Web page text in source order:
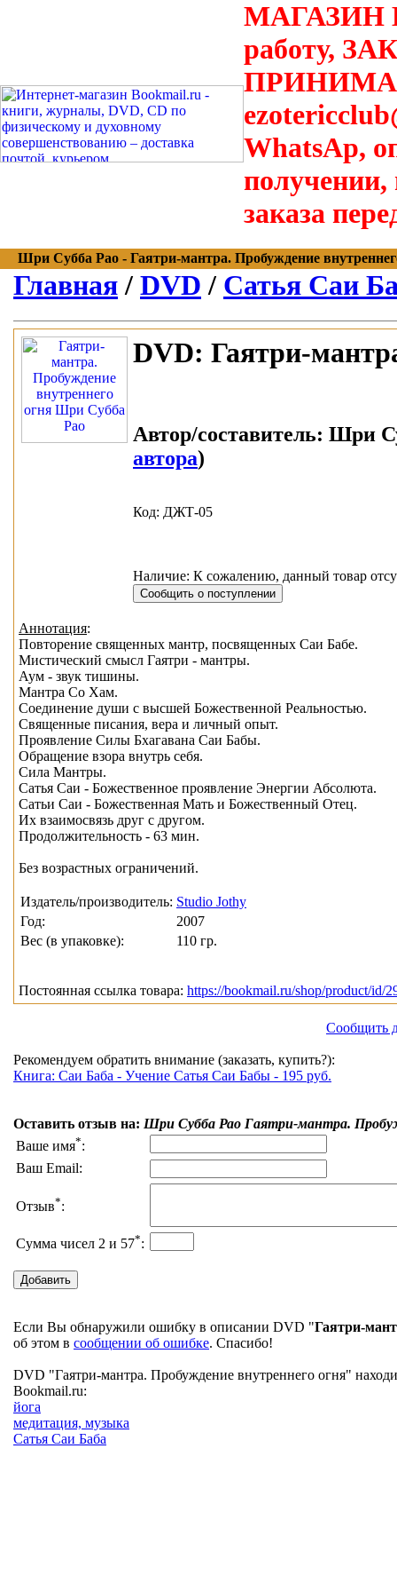
МАГАЗИН
работу,
WhatsAp,
получении,
заказа
Шри Субба Рао - Гаятри-мантра. Пробуждение
Главная / DVD / Сатья Саи
DVD: Гаятри-
Автор/составитель: Шри
автора)
Код: ДЖТ-05
Наличие: К сожалению, данный товар
Аннотация:
Повторение священных мантр, посвященных Саи Бабе.
Мистический смысл Гаятри - мантры.
Аум - звук тишины.
Мантра Со Хам.
Соединение души с высшей Божественной Реальностью.
Священные писания, вера и личный опыт.
Проявление Силы Бхагавана Саи Бабы.
Обращение взора внутрь себя.
Сила Мантры.
Сатья Саи - Божественное проявление Энергии Абсолюта.
Сатьи Саи - Божественная Мать и Божественный Отец.
Их взаимосвязь друг с другом.
Продолжительность - 63 мин.
Без возрастных ограничений.
Издатель/производитель: Studio Jothy
Год:
2007
Вес (в упаковке):
110 гр.
Постоянная ссылка товара: https://bookmail.ru/shop/product/id/
Сообщить
Рекомендуем обратить внимание (заказать, купить?):
Книга: Саи Баба - Учение Сатья Саи Бабы - 195 руб.
Оставить отзыв на: Шри Субба Рао Гаятри-мантра.
Ваше имя*:
Ваш Email:
Отзыв*:
Сумма чисел 2 и 57*:
Если Вы обнаружили ошибку в описании DVD "Гаятри-
об этом в сообщении об ошибке. Спасибо!
DVD "Гаятри-мантра. Пробуждение внутреннего огня"
Bookmail.ru:
йога
медитация, музыка
Сатья Саи Баба